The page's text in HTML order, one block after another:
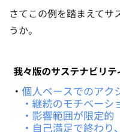
さてこの例を踏まえてサ
うか。